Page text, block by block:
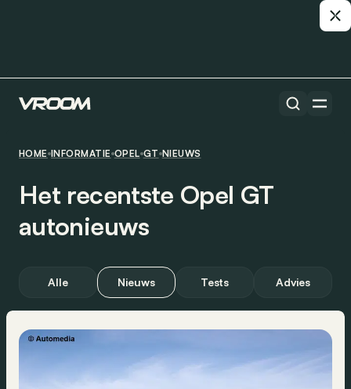
HOME INFORMATIE OPEL GT NIEUWS
Het recentste Opel GT
autonieuws
Alle Nieuws Tests Advies